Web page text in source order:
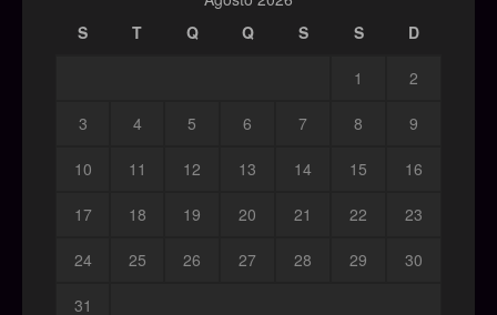
S
T Q Q S S D
1 2
3 4 5 6 7 8 9
10 11 12 13 14 15 16
17 18 19 20 21 22 23
24 25 26 27 28 29 30
31